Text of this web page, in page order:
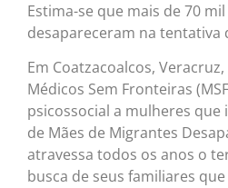
Estima-se que mais de 70
desapareceram na tentativa
Em Coatzacoalcos,
Médicos Sem Fronteiras
psicossocial a mulheres que
de Mães de Migrantes
atravessa todos os anos o
busca de seus familiares